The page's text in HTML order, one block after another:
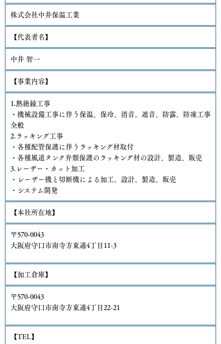
のご案内やご質問に対する回答として、電子メールや資料のご送
付に利用いたします。
個人情報の第三者への開示・提供の禁止
のいずれかに該当する場合を除き、個人情報を第三者に開示いた
・お客さまの同意がある場合
託する業者に対して開示する場合
・法令に基づき開示することが必要である場合
個人情報の安全対策
当社は、個人情報の正確性及び安全性確保のために、セキュリテ
ィに万全の対策を講じています。
ご本人の照会
お客さまがご本人の個人情報の照会・修正・削除などをご希望さ
れる場合には、ご本人であることを確認の上、対応させていただ
きます。
法令、規範の遵守と見直し
当社は、保有する個人情報に関して適用される日本の法令、その
他規範を遵守するとともに、本ポリシーの内容を適宜見直し、そ
株式会社中井保温工業
【代表者名】
中井 智一
【事業内容】
1.熱絶縁工事
・機械設備工事に伴う保温、保冷、消音、遮音、防露、防凍工事
全般
2.ラッキング工事
・各種配管保護に伴うラッキング材取付
・各種風道タンク弁類保護のラッキング材の設計、製造、販売
3.レーザー・カット加工
・レーザー機と切断機による加工、設計、製造、販売
・システム開発
【本社所在地】
〒570-0043
大阪府守口市南寺方東通4丁目11-3
【加工倉庫】
〒570-0043
大阪府守口市南寺方東通4丁目22-21
【TEL】